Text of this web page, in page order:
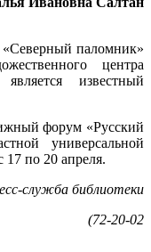
«Северный паломник»
центра
известный
форум «Русский
универсальной
17 по 20 апреля.
служба библиотеки
(72-20-02